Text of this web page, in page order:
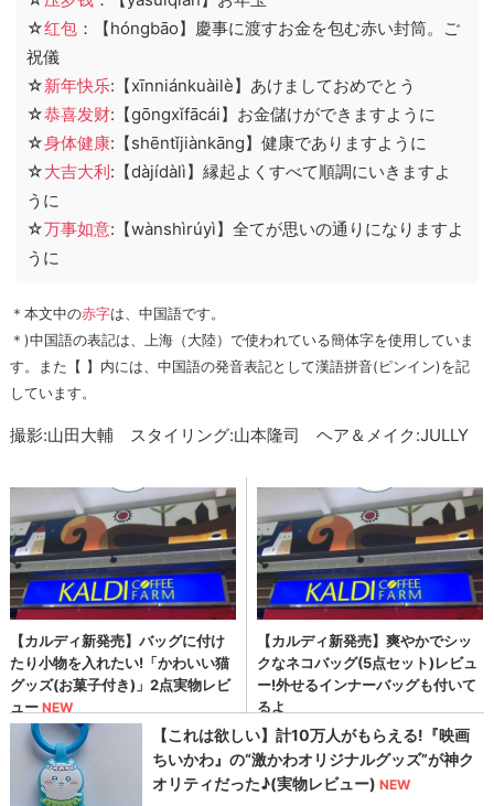
☆红包 ：【hóngbāo】慶事に渡すお金を包む赤い封筒。ご
祝儀
☆新年快乐:【xīnniánkuàilè】あけましておめでとう
☆恭喜发财:【gōngxǐfācái】お金儲けができますように
☆身体健康:【shēntǐjiànkāng】健康でありますように
☆大吉大利:【dàjídàlì】縁起よくすべて順調にいきますよ
うに
☆万事如意:【wànshìrúyì】全てが思いの通りになりますよ
うに
＊本文中の赤字は、中国語です。
＊)中国語の表記は、上海（大陸）で使われている簡体字を使用していま
す。また【 】内には、中国語の発音表記として漢語拼音(ピンイン)を記
しています。
撮影:山田大輔 スタイリング:山本隆司 ヘア＆メイク:JULLY